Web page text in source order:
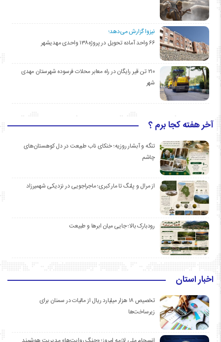
نیزوا گزارش می‌دهد؛
۶۶ واحد آماده تحویل در پروژه۱۳۸ واحدی مهدیشهر
۲۱۰ تن قیر رایگان در راه معابر محلات فرسوده شهرستان مهدی
شهر
آخر هفته کجا برم ؟
تنگه و آبشار روزیه؛ خنکای ناب طبیعت در دل کوهستان‌های
چاشم
از مرال و پلنگ تا مار کبری؛ ماجراجویی در نزدیکی شهمیرزاد
رودبارک بالا؛ جایی میان ابرها و طبیعت
اخبار استان
تخصیص ۱۸ هزار میلیارد ریال از مالیات در سمنان برای
زیرساخت‌ها